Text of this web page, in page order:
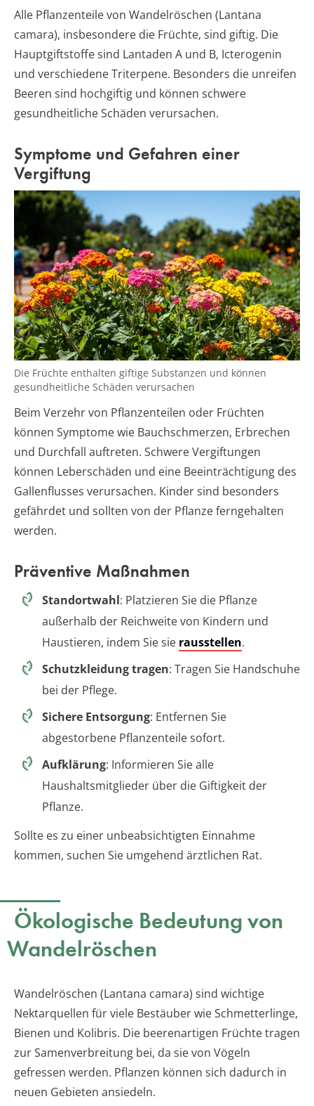
Alle Pflanzenteile von Wandelröschen (Lantana
camara), insbesondere die Früchte, sind giftig. Die
Hauptgiftstoffe sind Lantaden A und B, Icterogenin
und verschiedene Triterpene. Besonders die unreifen
Beeren sind hochgiftig und können schwere
gesundheitliche Schäden verursachen.
Symptome und Gefahren einer
Vergiftung
Die Früchte enthalten giftige Substanzen und können
gesundheitliche Schäden verursachen
Beim Verzehr von Pflanzenteilen oder Früchten
können Symptome wie Bauchschmerzen, Erbrechen
und Durchfall auftreten. Schwere Vergiftungen
können Leberschäden und eine Beeinträchtigung des
Gallenflusses verursachen. Kinder sind besonders
gefährdet und sollten von der Pflanze ferngehalten
werden.
Präventive Maßnahmen
Standortwahl: Platzieren Sie die Pflanze
außerhalb der Reichweite von Kindern und
Haustieren, indem Sie sie rausstellen.
Schutzkleidung tragen: Tragen Sie Handschuhe
bei der Pflege.
Sichere Entsorgung: Entfernen Sie
abgestorbene Pflanzenteile sofort.
Aufklärung: Informieren Sie alle
Haushaltsmitglieder über die Giftigkeit der
Pflanze.
Sollte es zu einer unbeabsichtigten Einnahme
kommen, suchen Sie umgehend ärztlichen Rat.
Ökologische Bedeutung von
Wandelröschen
Wandelröschen (Lantana camara) sind wichtige
Nektarquellen für viele Bestäuber wie Schmetterlinge,
Bienen und Kolibris. Die beerenartigen Früchte tragen
zur Samenverbreitung bei, da sie von Vögeln
gefressen werden. Pflanzen können sich dadurch in
neuen Gebieten ansiedeln.